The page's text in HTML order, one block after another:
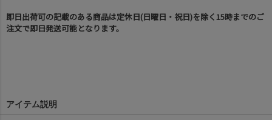
即日出荷可の記載のある商品は定休日(日曜日・祝日)を除く15時までのご
注文で即日発送可能となります。
アイテム説明